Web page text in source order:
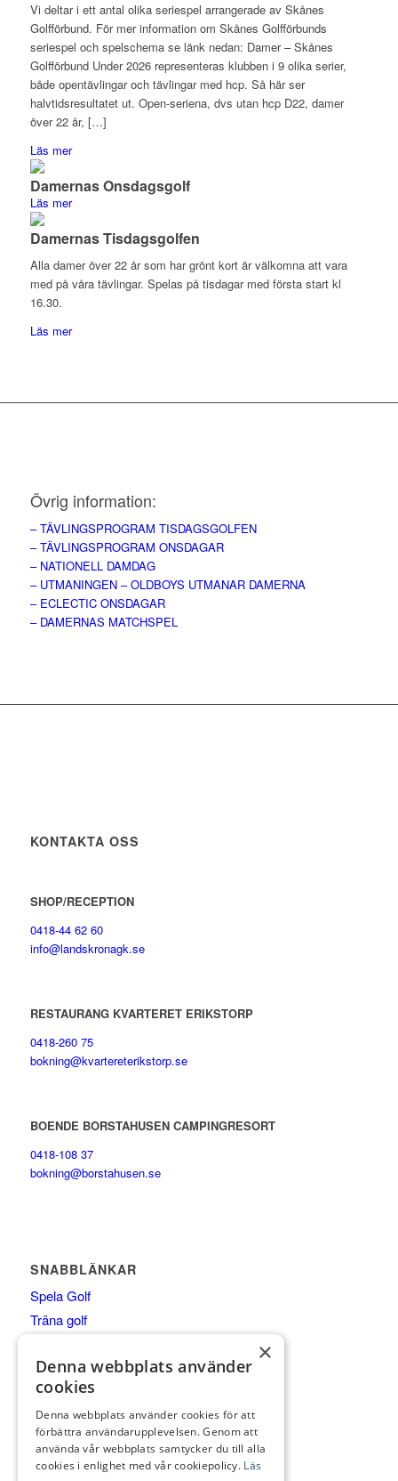
Vi deltar i ett antal olika seriespel arrangerade av Skånes
Golfförbund. För mer information om Skånes Golfförbunds
seriespel och spelschema se länk nedan: Damer – Skånes
Golfförbund Under 2026 representeras klubben i 9 olika serier,
både opentävlingar och tävlingar med hcp. Så här ser
halvtidsresultatet ut. Open-seriena, dvs utan hcp D22, damer
över 22 år, […]
Läs mer
Damernas Onsdagsgolf
Läs mer
Damernas Tisdagsgolfen
Alla damer över 22 år som har grönt kort är välkomna att vara
med på våra tävlingar. Spelas på tisdagar med första start kl
16.30.
Läs mer
Övrig information:
– TÄVLINGSPROGRAM TISDAGSGOLFEN
– TÄVLINGSPROGRAM ONSDAGAR
– NATIONELL DAMDAG
– UTMANINGEN – OLDBOYS UTMANAR DAMERNA
– ECLECTIC ONSDAGAR
– DAMERNAS MATCHSPEL
KONTAKTA OSS
SHOP/RECEPTION
0418-44 62 60
info@landskronagk.se
RESTAURANG KVARTERET ERIKSTORP
0418-260 75
bokning@kvartereterikstorp.se
BOENDE BORSTAHUSEN CAMPINGRESORT
0418-108 37
bokning@borstahusen.se
SNABBLÄNKAR
Spela Golf
Träna golf
Boende
Shop
Klubben
Företagspartner
×
Denna webbplats använder
cookies
Denna webbplats använder cookies för att
förbättra användarupplevelsen. Genom att
använda vår webbplats samtycker du till alla
cookies i enlighet med vår cookiepolicy. Läs